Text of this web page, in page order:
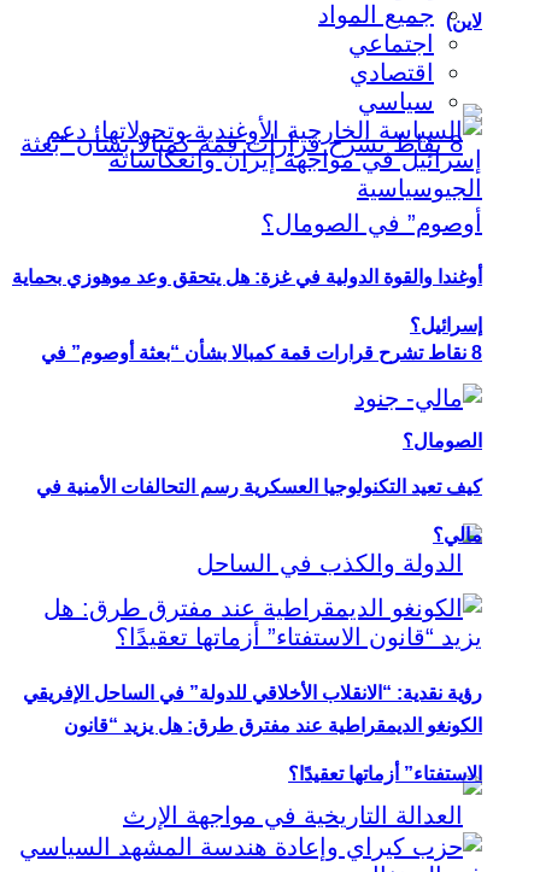
لاين)
8 نقاط تشرح قرارات قمة كمبالا بشأن “بعثة أوصوم” في
الصومال؟
رؤية نقدية: “الانقلاب الأخلاقي للدولة” في الساحل الإفريقي
جميع المواد
اجتماعي
اقتصادي
سياسي
أوغندا والقوة الدولية في غزة: هل يتحقق وعد موهوزي بحماية
إسرائيل؟
كيف تعيد التكنولوجيا العسكرية رسم التحالفات الأمنية في
مالي؟
الكونغو الديمقراطية عند مفترق طرق: هل يزيد “قانون
الاستفتاء” أزماتها تعقيدًا؟